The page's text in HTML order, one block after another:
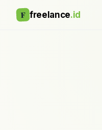
F freelance.id